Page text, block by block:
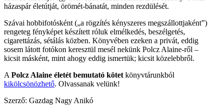
házaspár életútját, örömét-bánatát, minden rezdülését.
Szávai hobbifotósként („a rögzítés kényszeres megszállottjaként”)
rengeteg fényképet készített róluk elmélkedés, beszélgetés,
cigarettázás, sétálás közben. Könyvében ezeken a privát, eddig
sosem látott fotókon keresztül mesél nekünk Polcz Alaine-ről –
kicsit másként, mint ahogy eddig ismertük; kicsit közelebbről.
A Polcz Alaine életét bemutató kötet könyvtárunkból
kikölcsönözhető. Olvassanak velünk!
Szerző: Gazdag Nagy Anikó